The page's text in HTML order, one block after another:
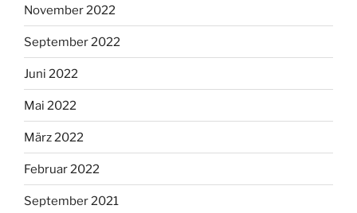
November 2022
September 2022
Juni 2022
Mai 2022
März 2022
Februar 2022
September 2021